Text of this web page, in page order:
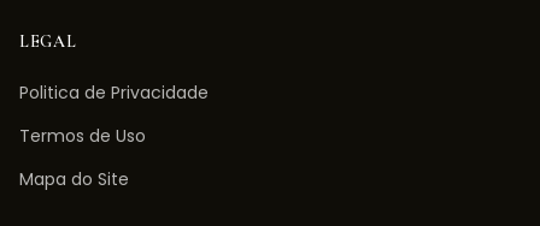
LEGAL
Politica de Privacidade
Termos de Uso
Mapa do Site